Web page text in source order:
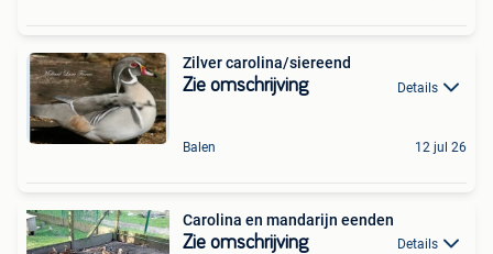
Zilver carolina/siereend
Zie omschrijving Details
Balen 12 jul 26
Carolina en mandarijn eenden
Zie omschrijving Details